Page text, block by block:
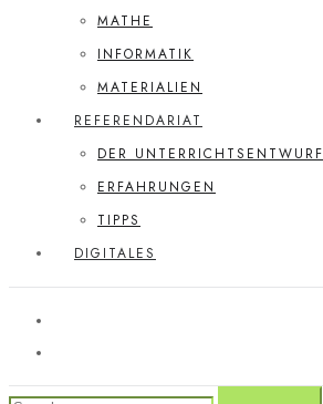
MATHE
INFORMATIK
MATERIALIEN
REFERENDARIAT
DER UNTERRICHTSENTWURF
ERFAHRUNGEN
TIPPS
DIGITALES